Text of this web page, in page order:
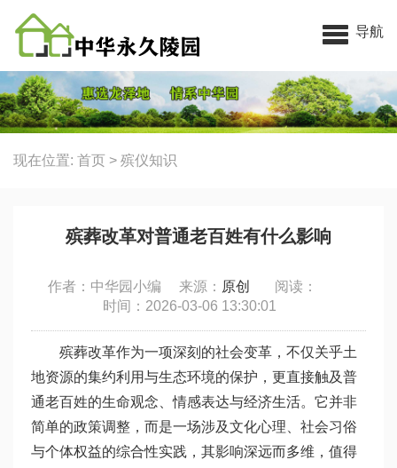
中华永久陵园
导航
现在位置: 首页 > 殡仪知识
殡葬改革对普通老百姓有什么影响
作者：中华园小编 来源： 原创
阅读：
时间：2026-03-06 13:30:01
殡葬改革作为一项深刻的社会变革，不仅关乎土
地资源的集约利用与生态环境的保护，更直接触及普
通老百姓的生命观念、情感表达与经济生活。它并非
简单的政策调整，而是一场涉及文化心理、社会习俗
与个体权益的综合性实践，其影响深远而多维，值得